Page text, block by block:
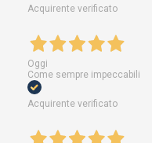
Acquirente verificato
Oggi
Come sempre impeccabili
Acquirente verificato